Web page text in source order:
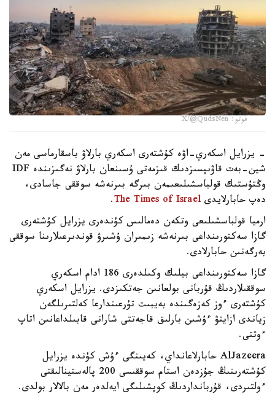
فوتو: X/@QudsNen
- يزرايل اسكەري-اۋە كۇشتەرى اسكەري بارلاۋ باسقارماسى مەن
شين-بەت قاۋىپسىزدىك قىزمەتى ۇسىنعان بارلاۋ نەگىزىندە IDF
وڭتۇستىك قولباسشىلىعىمەن بىرگە بىرنەشە سوققى جاسادى،
دەپ حابارلايدى The Times of Israel
.
ارميا قولباسشىلىعى وتكەن دەمالىس كۇندەرى يزرايل كۇشتەرى
گازا سەكتورىنداعى بىرنەشە زىمىران ۇشىرۋ قوندىرعىلارىنا سوققى
بەرگەنىن حابارلادى.
گازا سەكتورىنداعى بيلىك وكىلدەرى 186 ادام اسكەري
سوققىلاردىڭ قۇربانى بولعانىن جەتكىزدى. يزرايل اسكەري
كۇشتەرى ءوز كەزەگىندە بەيبىت تۇرعىندارعا كەلتىرىلگەن
زياندى ازايتۋ ءۇشىن بارلىق قاجەتتى شارانى قابىلداعانىن اتاپ
ءوتتى.
AlJazeera حابارلاعانداي، كەيىنگى ءۇش كۇندە يزرايل
كۇشتەرىنىڭ جۇزدەن استام سوققىسى 200 پالەستينالىقتى
ءولتىردى، قۇربانداردىڭ كوپشىلىگى ايەلدەر مەن بالالار بولدى.